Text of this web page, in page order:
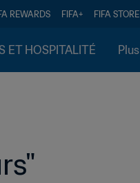
REWARDS FIFA+ FIFA STORE
ET HOSPITALITÉ Plus